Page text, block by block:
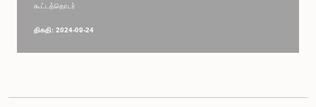
கூட்டத்தொடர்
திகதி: 2024-09-24